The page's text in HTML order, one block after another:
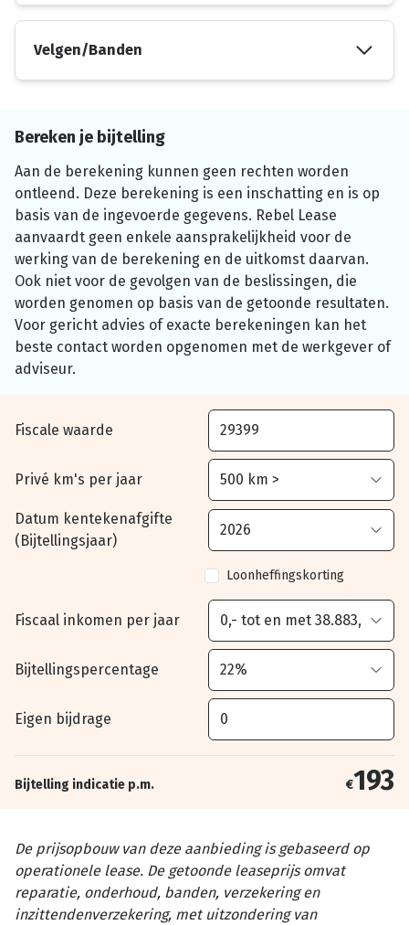
Velgen/Banden
Bereken je bijtelling
Aan de berekening kunnen geen rechten worden
ontleend. Deze berekening is een inschatting en is op
basis van de ingevoerde gegevens. Rebel Lease
aanvaardt geen enkele aansprakelijkheid voor de
werking van de berekening en de uitkomst daarvan.
Ook niet voor de gevolgen van de beslissingen, die
worden genomen op basis van de getoonde resultaten.
Voor gericht advies of exacte berekeningen kan het
beste contact worden opgenomen met de werkgever of
adviseur.
Fiscale waarde
Privé km's per jaar
Datum kentekenafgifte
(Bijtellingsjaar)
Loonheffingskorting
Fiscaal inkomen per jaar
Bijtellingspercentage
Eigen bijdrage
Bijtelling indicatie p.m. €193
De prijsopbouw van deze aanbieding is gebaseerd op
operationele lease. De getoonde leaseprijs omvat
reparatie, onderhoud, banden, verzekering en
inzittendenverzekering, met uitzondering van